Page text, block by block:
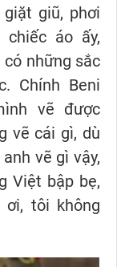
giũ, phơi
áo ấy,
những sắc
Chính Beni
vẽ được
vẽ cái gì, dù
vẽ gì vậy,
Việt bập bẹ,
ơi, tôi không